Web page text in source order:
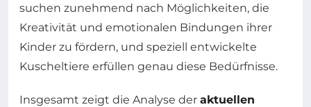
suchen zunehmend nach Möglichkeiten, die
Kreativität und emotionalen Bindungen ihrer
Kinder zu fördern, und speziell entwickelte
Kuscheltiere erfüllen genau diese Bedürfnisse.
Insgesamt zeigt die Analyse der aktuellen